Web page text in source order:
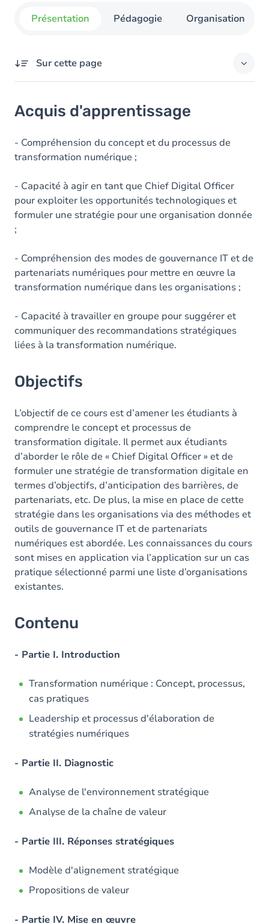
Présentation Pédagogie Organisation
Sur cette page
Objectifs
Contenu
Acquis d'apprentissage
- Compréhension du concept et du processus de
transformation numérique ;
- Capacité à agir en tant que Chief Digital Officer
pour exploiter les opportunités technologiques et
formuler une stratégie pour une organisation donnée
;
- Compréhension des modes de gouvernance IT et de
partenariats numériques pour mettre en œuvre la
transformation numérique dans les organisations ;
- Capacité à travailler en groupe pour suggérer et
communiquer des recommandations stratégiques
liées à la transformation numérique.
Objectifs
L’objectif de ce cours est d’amener les étudiants à
comprendre le concept et processus de
transformation digitale. Il permet aux étudiants
d’aborder le rôle de « Chief Digital Officer » et de
formuler une stratégie de transformation digitale en
termes d’objectifs, d’anticipation des barrières, de
partenariats, etc. De plus, la mise en place de cette
stratégie dans les organisations via des méthodes et
outils de gouvernance IT et de partenariats
numériques est abordée. Les connaissances du cours
sont mises en application via l’application sur un cas
pratique sélectionné parmi une liste d’organisations
existantes.
Contenu
- Partie I. Introduction
Transformation numérique : Concept, processus,
cas pratiques
Leadership et processus d'élaboration de
stratégies numériques
- Partie II. Diagnostic
Analyse de l'environnement stratégique
Analyse de la chaîne de valeur
- Partie III. Réponses stratégiques
Modèle d'alignement stratégique
Propositions de valeur
- Partie IV. Mise en œuvre